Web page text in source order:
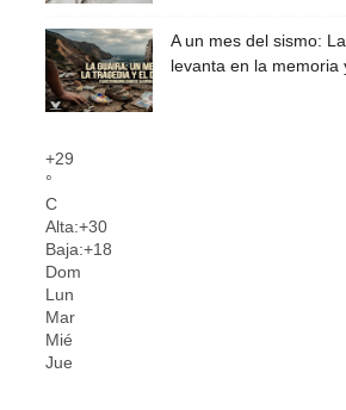
A un mes del sismo:
levanta en la memoria
+29
°
C
Alta:+30
Baja:+18
Dom
Lun
Mar
Mié
Jue